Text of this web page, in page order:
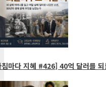
마다 지혜 #426] 40억 달러를 되